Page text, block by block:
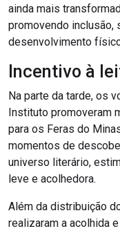
ainda mais
promovendo inclusão,
desenvolvimento
Incentivo à
Na parte da tarde, os
Instituto promoveram
para os Feras do
momentos de
universo literário,
leve e acolhedora.
Além da distribuição
realizaram a acolhida